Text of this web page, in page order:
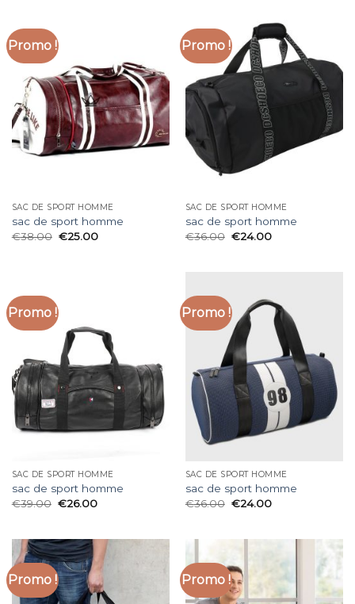
Promo !
SAC DE SPORT HOMME
sac de sport homme
€38.00 €25.00
Promo !
SAC DE SPORT HOMME
sac de sport homme
€36.00 €24.00
Promo !
SAC DE SPORT HOMME
sac de sport homme
€39.00 €26.00
Promo !
SAC DE SPORT HOMME
sac de sport homme
€36.00 €24.00
Promo ! Promo !